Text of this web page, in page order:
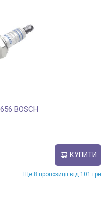
BOSCH
КУПИТИ
Ще 8 пропозиції від 101 грн